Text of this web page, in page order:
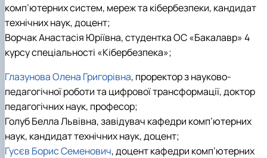
комп’ютерних систем, мереж та кібербезпеки, кандидат
технічних наук, доцент;
Ворчак Анастасія Юріївна, студентка ОС «Бакалавр» 4
курсу спеціальності «Кібербезпека»;
Глазунова Олена Григорівна, проректор з науково-
педагогічної роботи та цифрової трансформації, доктор
педагогічних наук, професор;
Голуб Белла Львівна, завідувач кафедри комп’ютерних
наук, кандидат технічних наук, доцент;
Гусєв Борис Семенович, доцент кафедри комп’ютерних